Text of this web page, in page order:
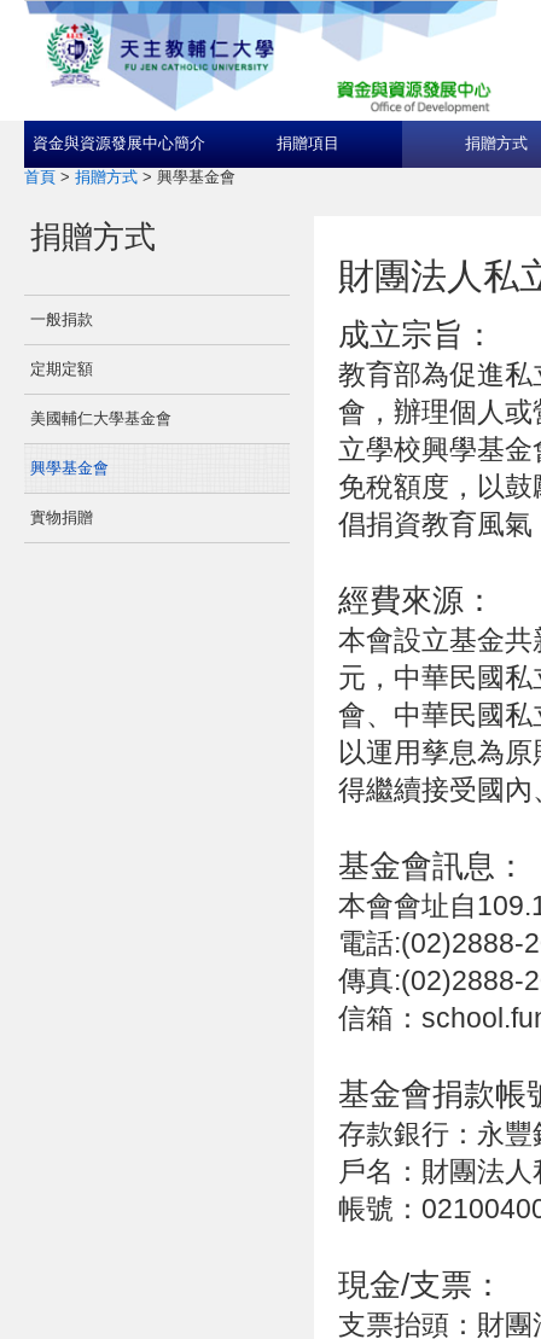
資金與資源發展中心簡介 捐贈項目 捐贈方式
首頁 > 捐贈方式 > 興學基金會
捐贈方式
一般捐款
定期定額
美國輔仁大學基金會
興學基金會
實物捐贈
財團法人私
成立宗旨：
教育部為促進
會，辦理個人
立學校興學基
免稅額度，以
倡捐資教育風
經費來源：
本會設立基金
元，中華民國
會、中華民國
以運用孳息為
得繼續接受國
基金會訊息：
本會會址自
電話:(02)2888-
傳真:(02)2888-
信箱：
基金會捐款帳
存款銀行：永
戶名：財團法
帳號：
現金/支票：
支票抬頭：財